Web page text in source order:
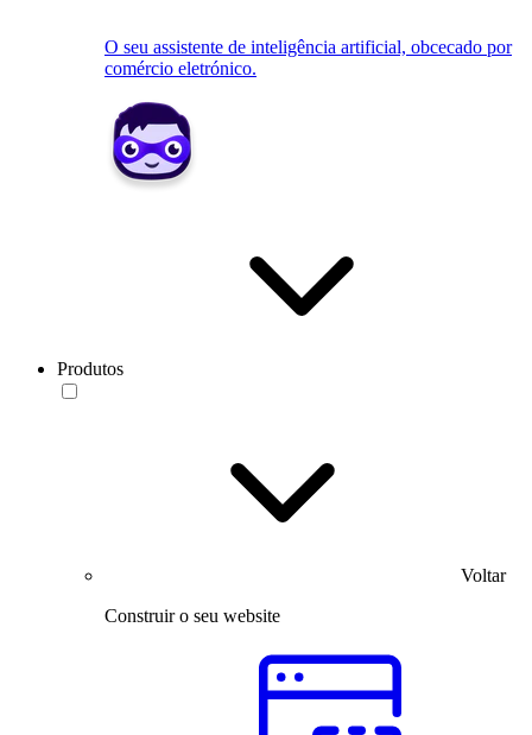
O seu assistente de inteligência artificial, obcecado por
comércio eletrónico.
Produtos
Voltar
Construir o seu website